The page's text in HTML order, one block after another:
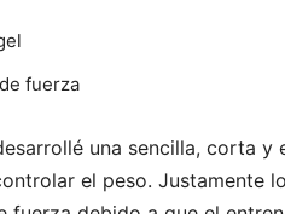
fuerza
una sencilla, corta
el peso. Justamente